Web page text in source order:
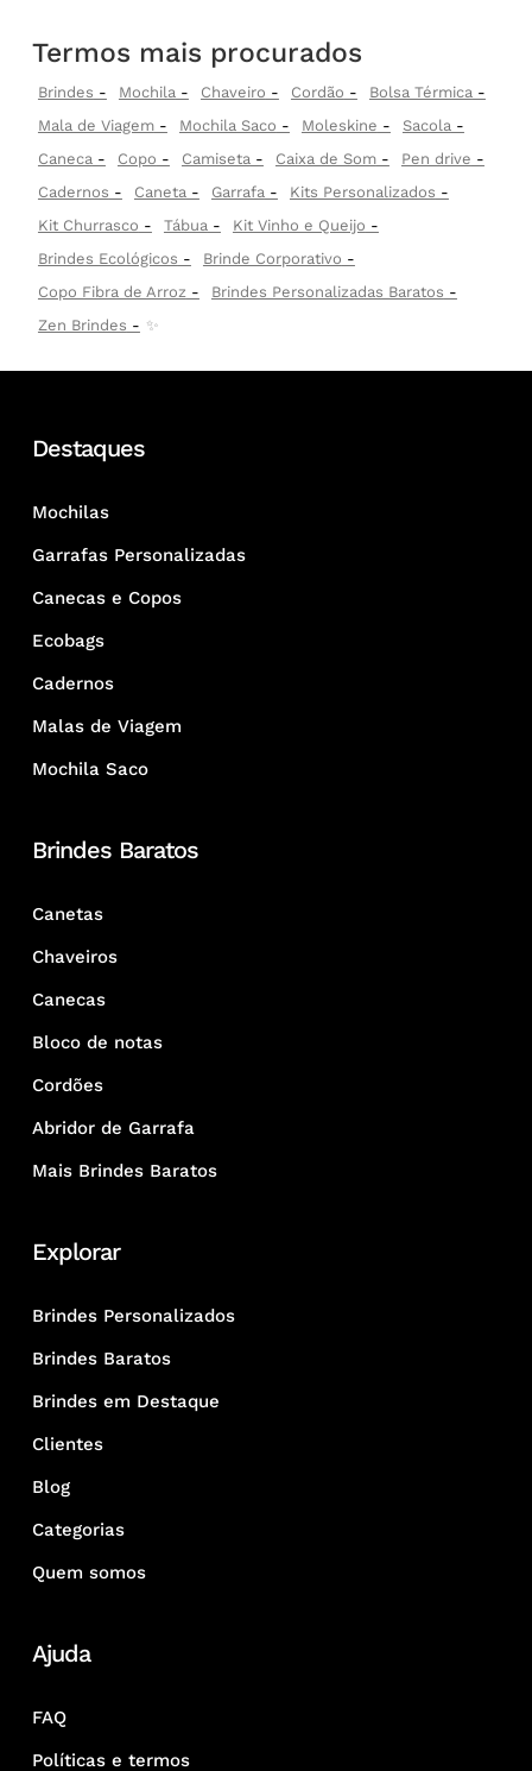
Termos mais procurados
Brindes Mochila Chaveiro Cordão
Bolsa Térmica
Mala de Viagem
Mochila Saco Moleskine
Sacola
Caneca
Copo Camiseta Caixa de Som
Pen drive
Cadernos
Caneta Garrafa
Kits Personalizados
Kit Churrasco
Tábua
Kit Vinho e Queijo
Brindes Ecológicos
Brinde Corporativo
Copo Fibra de Arroz
Brindes Personalizadas Baratos
Zen Brindes
✨
Destaques
Mochilas
Garrafas Personalizadas
Canecas e Copos
Ecobags
Cadernos
Malas de Viagem
Mochila Saco
Brindes Baratos
Canetas
Chaveiros
Canecas
Bloco de notas
Cordões
Abridor de Garrafa
Mais Brindes Baratos
Explorar
Brindes Personalizados
Brindes Baratos
Brindes em Destaque
Clientes
Blog
Categorias
Quem somos
Ajuda
FAQ
Políticas e termos